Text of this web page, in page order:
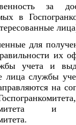
за
в
для
их
учета и
лица службы
на
и